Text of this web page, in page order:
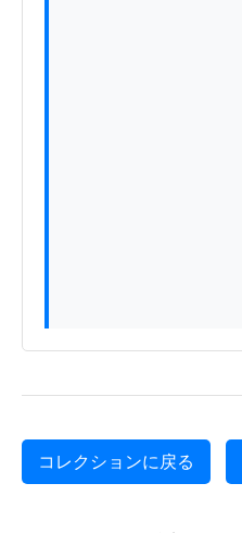
コレクションに戻る